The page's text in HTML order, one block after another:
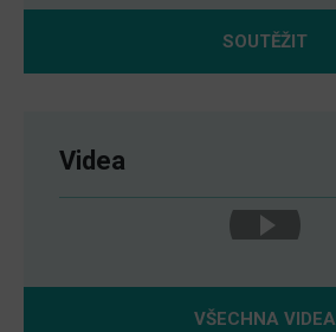
SOUTĚŽIT
Videa
VŠECHNA VIDEA